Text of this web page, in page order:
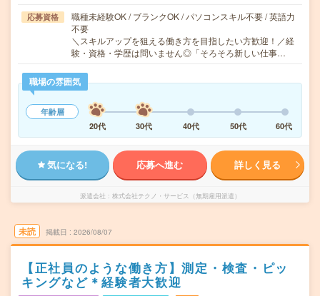
応募資格
職種未経験OK / ブランクOK / パソコンスキル不要 / 英語力
不要
＼スキルアップを狙える働き方を目指したい方歓迎！／経
験・資格・学歴は問いません◎「そろそろ新しい仕事…
職場の雰囲気
年齢層
20代
30代 40代 50代 60代
気になる! 応募へ進む 詳しく見る
派遣会社 株式会社テクノ・サービス（無期雇用派遣）
未読 掲載日 2026/08/07
【正社員のような働き方】測定・検査・ピッ
キングなど＊経験者大歓迎